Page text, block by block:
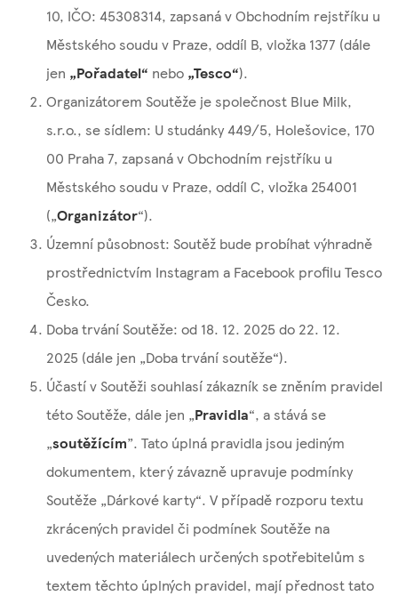
10, IČO: 45308314, zapsaná v Obchodním rejstříku u
Městského soudu v Praze, oddíl B, vložka 1377 (dále
jen „Pořadatel“ nebo „Tesco“).
Organizátorem Soutěže je společnost Blue Milk,
s.r.o., se sídlem: U studánky 449/5, Holešovice, 170
00 Praha 7, zapsaná v Obchodním rejstříku u
Městského soudu v Praze, oddíl C, vložka 254001
(„Organizátor“).
Územní působnost: Soutěž bude probíhat výhradně
prostřednictvím Instagram a Facebook profilu Tesco
Česko.
Doba trvání Soutěže: od 18. 12. 2025 do 22. 12.
2025 (dále jen „Doba trvání soutěže“).
Účastí v Soutěži souhlasí zákazník se zněním pravidel
této Soutěže, dále jen „Pravidla“, a stává se
„soutěžícím”. Tato úplná pravidla jsou jediným
dokumentem, který závazně upravuje podmínky
Soutěže „Dárkové karty“. V případě rozporu textu
zkrácených pravidel či podmínek Soutěže na
uvedených materiálech určených spotřebitelům s
textem těchto úplných pravidel, mají přednost tato